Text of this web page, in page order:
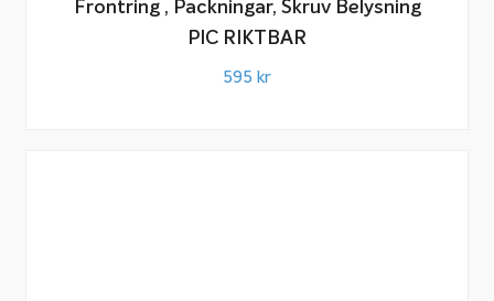
Frontring , Packningar, Skruv Belysning
PIC RIKTBAR
595 kr